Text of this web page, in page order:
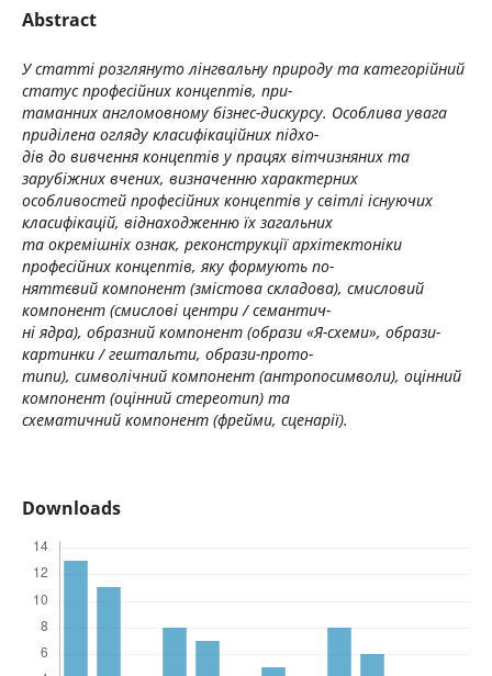
Abstract
У статті розглянуто лінгвальну природу та категорійний
статус професійних концептів, при-
таманних англомовному бізнес-дискурсу. Особлива увага
приділена огляду класифікаційних підхо-
дів до вивчення концептів у працях вітчизняних та
зарубіжних вчених, визначенню характерних
особливостей професійних концептів у світлі існуючих
класифікацій, віднаходженню їх загальних
та окремішніх ознак, реконструкції архітектоніки
професійних концептів, яку формують по-
няттєвий компонент (змістова складова), смисловий
компонент (смислові центри / семантич-
ні ядра), образний компонент (образи «Я-схеми», образи-
картинки / гештальти, образи-прото-
типи), символічний компонент (антропосимволи), оцінний
компонент (оцінний стереотип) та
схематичний компонент (фрейми, сценарії).
Downloads